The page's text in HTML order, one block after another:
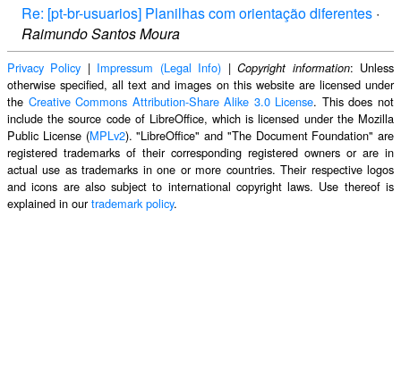
Re: [pt-br-usuarios] Planilhas com orientação diferentes ·
Raimundo Santos Moura
Privacy Policy | Impressum (Legal Info) |Copyright information: Unless
otherwise specified, all text and images on this website are licensed under
the Creative Commons Attribution-Share Alike 3.0 License. This does not
include the source code of LibreOffice, which is licensed under the Mozilla
Public License (MPLv2). "LibreOffice" and "The Document Foundation" are
registered trademarks of their corresponding registered owners or are in
actual use as trademarks in one or more countries. Their respective logos
and icons are also subject to international copyright laws. Use thereof is
explained in ourtrademark policy.